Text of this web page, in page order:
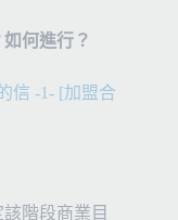
何進行？
信 -1- [加盟合
階段商業目